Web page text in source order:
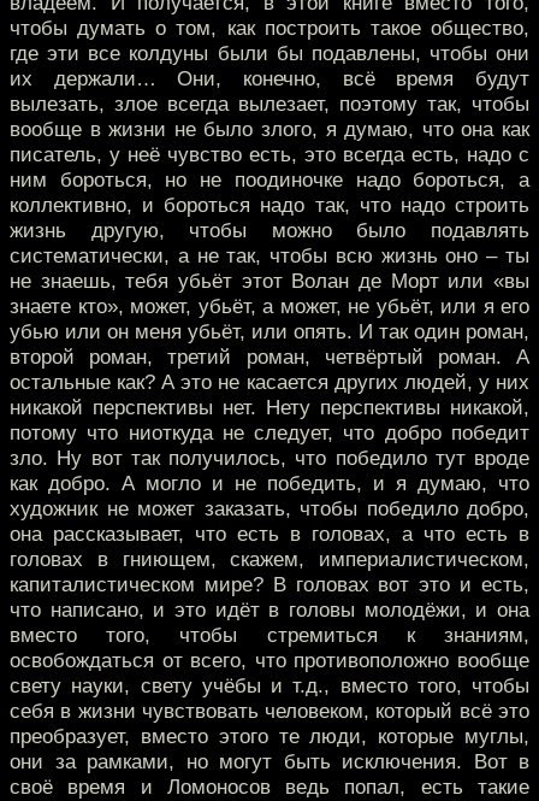
чтобы думать о том, как построить такое общество,
где эти все колдуны были бы подавлены, чтобы они
их держали… Они, конечно, всё время будут
вылезать, злое всегда вылезает, поэтому так, чтобы
вообще в жизни не было злого, я думаю, что она как
писатель, у неё чувство есть, это всегда есть, надо с
ним бороться, но не поодиночке надо бороться, а
коллективно, и бороться надо так, что надо строить
жизнь другую, чтобы можно было подавлять
систематически, а не так, чтобы всю жизнь оно – ты
не знаешь, тебя убьёт этот Волан де Морт или «вы
знаете кто», может, убьёт, а может, не убьёт, или я его
убью или он меня убьёт, или опять. И так один роман,
второй роман, третий роман, четвёртый роман. А
остальные как? А это не касается других людей, у них
никакой перспективы нет. Нету перспективы никакой,
потому что ниоткуда не следует, что добро победит
зло. Ну вот так получилось, что победило тут вроде
как добро. А могло и не победить, и я думаю, что
художник не может заказать, чтобы победило добро,
она рассказывает, что есть в головах, а что есть в
головах в гниющем, скажем, империалистическом,
капиталистическом мире? В головах вот это и есть,
что написано, и это идёт в головы молодёжи, и она
вместо того, чтобы стремиться к знаниям,
освобождаться от всего, что противоположно вообще
свету науки, свету учёбы и т.д., вместо того, чтобы
себя в жизни чувствовать человеком, который всё это
преобразует, вместо этого те люди, которые муглы,
они за рамками, но могут быть исключения. Вот в
своё время и Ломоносов ведь попал, есть такие